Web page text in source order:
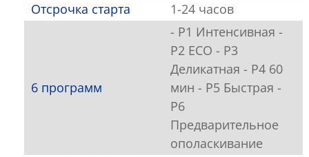
Отсрочка старта 1-24 часов
6 программ
- P1 Интенсивная -
P2 ЕСО - P3
Деликатная - P4 60
мин - P5 Быстрая -
Р6
Предварительное
ополаскивание